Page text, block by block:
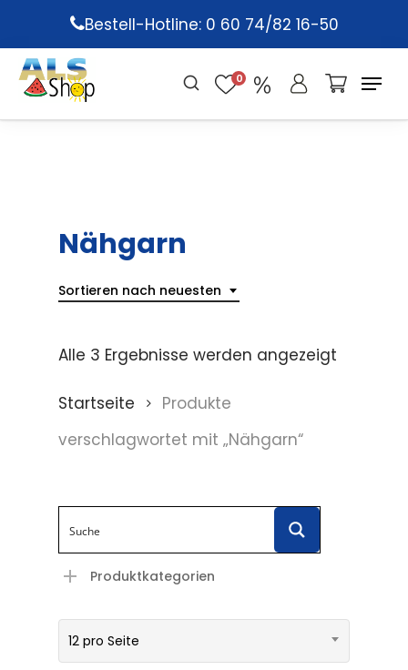
main
content
Bestell-Hotline: 0 60 74/82 16-50
0
Nähgarn
Sortieren nach neuesten
Alle 3 Ergebnisse werden angezeigt
Startseite
Produkte
verschlagwortet mit „Nähgarn“
Produktkategorien
12 pro Seite